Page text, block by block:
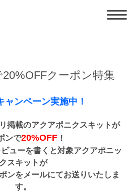
クーポン特集
ャンペーン実施中！
掲載のアクアポニクスキットが
ンで20%OFF！
ューを書くと対象アクアポニッ
クスキットが
ンをメールにてお送りいたしま
す。